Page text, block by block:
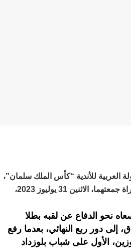
العربية للأندية “كأس الملك سلمان”،
عقب فوزه على نظيره الكويت الكويتي، بهدفين لصفر، في مباراة جمعتهما، الاثنين 31 يوليوز 2023،
نحو الدفاع عن لقبه بطلا
إلى دور ربع النهائي، بعدما رفع
فوزين، الأول على شباب بلوزداد